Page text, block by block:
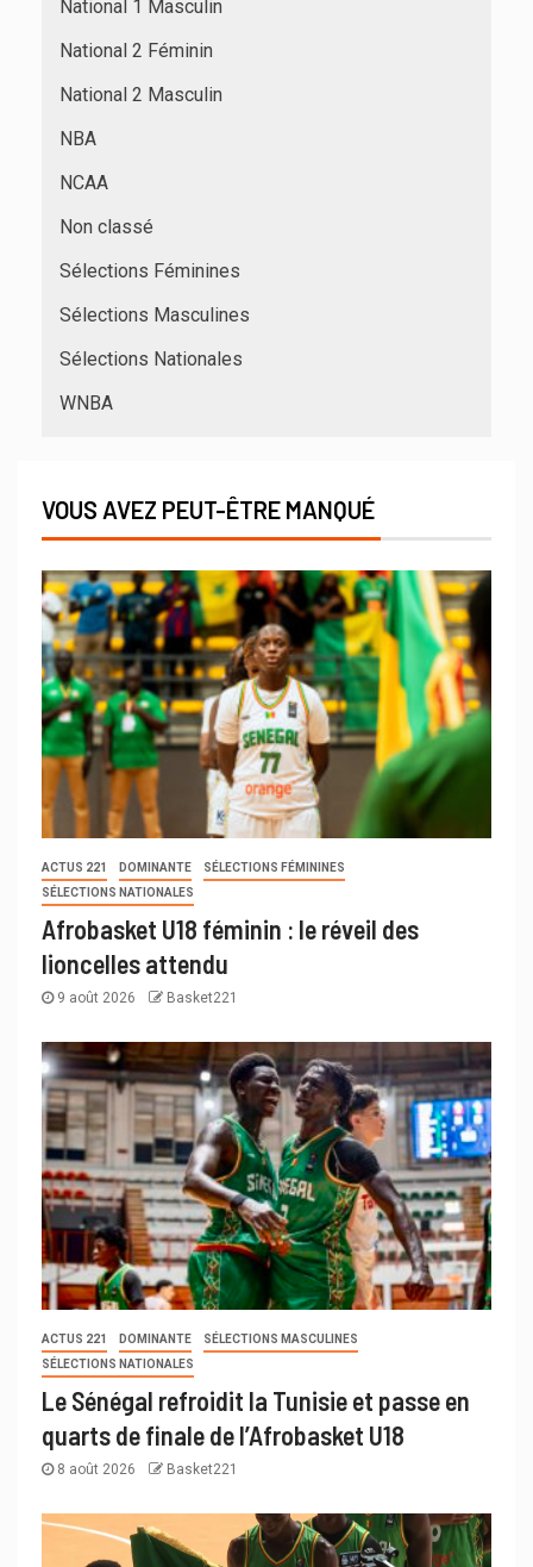
National 1 Masculin
National 2 Féminin
National 2 Masculin
NBA
NCAA
Non classé
Sélections Féminines
Sélections Masculines
Sélections Nationales
WNBA
VOUS AVEZ PEUT-ÊTRE MANQUÉ
ACTUS 221 DOMINANTE
SÉLECTIONS FÉMININES
SÉLECTIONS NATIONALES
Afrobasket U18 féminin : le réveil des
lioncelles attendu
9 août 2026 Basket221
ACTUS 221 DOMINANTE
SÉLECTIONS MASCULINES
SÉLECTIONS NATIONALES
Le Sénégal refroidit la Tunisie et passe en
quarts de finale de l’Afrobasket U18
8 août 2026 Basket221